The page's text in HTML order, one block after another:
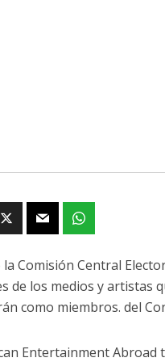
la Comisión Central
de los medios y artistas
como miembros. del
Entertainment Abroad